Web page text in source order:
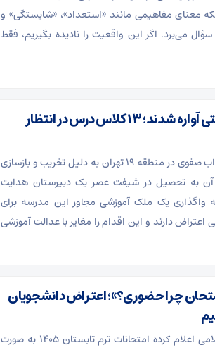
معنای مفاهیمی مانند «استعداد»، «شایستگی» و
می‌برد. اگر این واقعیت را نادیده بگیریم، فقط
دختران یک مدرسه دولتی آواره شدند؛ ۱۳ کلاس درس در انتظار
در حالی که دبستان دولتی نواب صفوی در منطقه ۱۹ تهران به دلیل تخریب و بازسازی
آن به تحصیل در شیفت عصر یک دبیرستان هدایت
واگذاری یک ملک آموزشی مجاور این مدرسه برای
اعتراض دارند و این اقدام را مغایر با عدالت آموزشی
چرا حضوری؟»؛ اعتراض دانشجویان
در حالی که دانشگاه آزاد اسلامی اعلام کرده امتحانات ترم تابستان ۱۴۰۵ به صورت